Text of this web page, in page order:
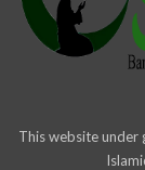
This website under